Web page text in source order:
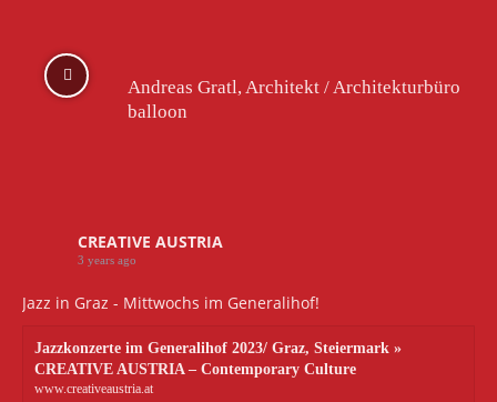
Andreas Gratl, Architekt / Architekturbüro
balloon
CREATIVE AUSTRIA
3 years ago
Jazz in Graz - Mittwochs im Generalihof!
Jazzkonzerte im Generalihof 2023/ Graz, Steiermark »
CREATIVE AUSTRIA – Contemporary Culture
www.creativeaustria.at